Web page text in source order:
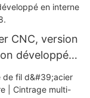
CNC, version
développé
de diamètre